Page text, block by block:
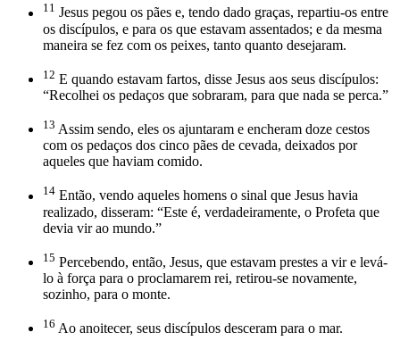
11 Jesus pegou os pães e, tendo dado graças, repartiu-os entre
os discípulos, e para os que estavam assentados; e da mesma
maneira se fez com os peixes, tanto quanto desejaram.
12 E quando estavam fartos, disse Jesus aos seus discípulos:
“Recolhei os pedaços que sobraram, para que nada se perca.”
13 Assim sendo, eles os ajuntaram e encheram doze cestos
com os pedaços dos cinco pães de cevada, deixados por
aqueles que haviam comido.
14 Então, vendo aqueles homens o sinal que Jesus havia
realizado, disseram: “Este é, verdadeiramente, o Profeta que
devia vir ao mundo.”
15 Percebendo, então, Jesus, que estavam prestes a vir e levá-
lo à força para o proclamarem rei, retirou-se novamente,
sozinho, para o monte.
16 Ao anoitecer, seus discípulos desceram para o mar.